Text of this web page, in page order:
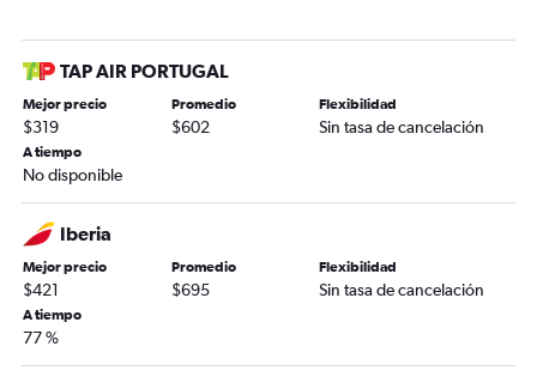
TAP AIR PORTUGAL
Mejor precio
$319
Promedio
$602
Flexibilidad
Sin tasa de cancelación
A tiempo
No disponible
Iberia
Mejor precio
$421
Promedio
$695
Flexibilidad
Sin tasa de cancelación
A tiempo
77 %